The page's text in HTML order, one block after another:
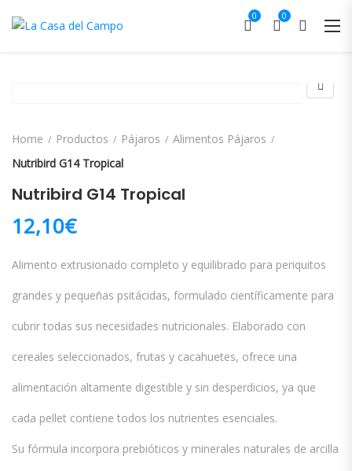
0 0
Home Productos Pájaros
Alimentos Pájaros
Nutribird G14 Tropical
Nutribird G14 Tropical
12,10€
Alimento extrusionado completo y equilibrado para periquitos
grandes y pequeñas psitácidas, formulado científicamente para
cubrir todas sus necesidades nutricionales. Elaborado con
cereales seleccionados, frutas y cacahuetes, ofrece una
alimentación altamente digestible y sin desperdicios, ya que
cada pellet contiene todos los nutrientes esenciales.
Su fórmula incorpora prebióticos y minerales naturales de arcilla